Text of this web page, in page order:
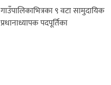
९ वटा सामुदायिक
पदपूर्तिका